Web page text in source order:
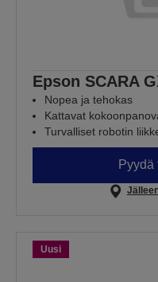
Epson SCARA
Nopea ja tehokas
Kattavat
Turvalliset robotin
Pyydä
Uusi